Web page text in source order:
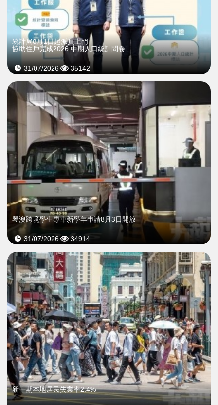
統計局8月1日起派員上門
協助住戶完成2026 中期人口統計問卷
31/07/2026 35142
琴澳跨境學生專車新學年申請8月3日開放
31/07/2026 34914
新一期本地居民失業率2.4%